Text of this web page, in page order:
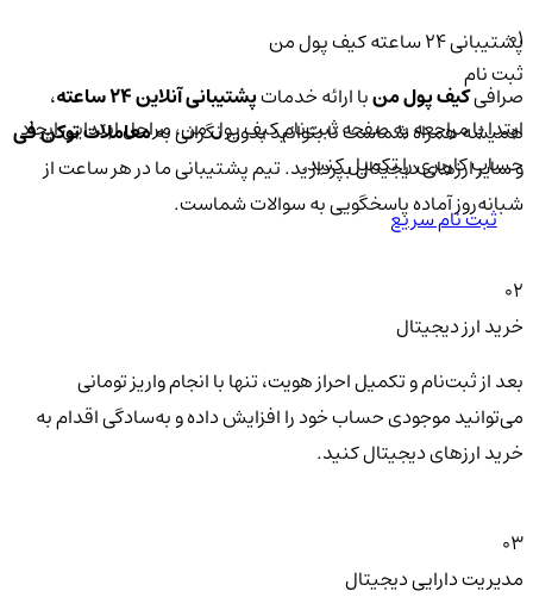
پشتیبانی ۲۴ ساعته کیف پول من
صرافیکیف پول منبا ارائه خدماتپشتیبانی آنلاین ۲۴ ساعته
،
همیشه همراه شماست تا بتوانید بدون نگرانی بهمعاملات توکن فی
و سایر ارزهای دیجیتال بپردازید. تیم پشتیبانی ما در هر ساعت از
شبانه‌روز آماده پاسخگویی به سوالات شماست.
01
ثبت نام
ابتدا با مراجعه به صفحه ثبت‌نام کیف‌ پول من، مراحل ابتدایی ایجاد
حساب کاربری را تکمیل کنید.
ثبت نام سریع
02
خرید ارز دیجیتال
بعد از ثبت‌نام و تکمیل احراز هویت، تنها با انجام واریز تومانی
می‌توانید موجودی حساب خود را افزایش داده و به‌سادگی اقدام به
خرید ارزهای دیجیتال کنید.
03
مدیریت دارایی دیجیتال